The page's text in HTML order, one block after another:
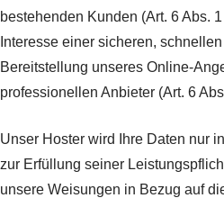
bestehenden Kunden (Art. 6 Abs.
Interesse einer sicheren,
Bereitstellung unseres Online-
professionellen Anbieter (Art. 6
Unser Hoster wird Ihre Daten nur
zur Erfüllung seiner
unsere Weisungen in Bezug auf